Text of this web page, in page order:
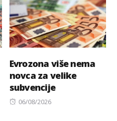
Evrozona više nema
novca za velike
subvencije
Posted
06/08/2026